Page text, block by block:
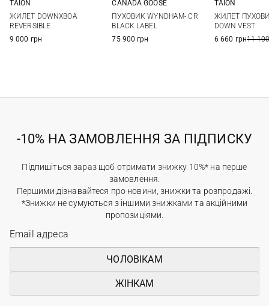
XL
TAION
ЖИЛЕТ DOWNXBOA
REVERSIBLE
9 000 грн
CANADA GOOSE
ПУХОВИК WYNDHAM- CR
BLACK LABEL
75 900 грн
XL
XXL
TAION
ЖИЛЕТ
DOWN VEST
6 660 грн11
-10% НА ЗАМОВЛЕННЯ ЗА ПІДПИСКУ
Підпишіться зараз щоб отримати знижку 10%* на перше
замовлення.
Першими дізнавайтеся про новини, знижки та розпродажі.
*Знижки не сумуються з іншими знижками та акційними
пропозиціями.
ЧОЛОВІКАМ
ЖІНКАМ